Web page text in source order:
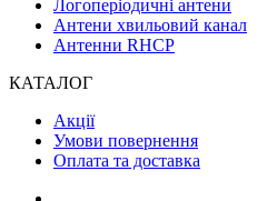
Логоперіодичні антени
Антени хвильовий канал
Антенни RHCP
КАТАЛОГ
Акції
Умови повернення
Оплата та доставка